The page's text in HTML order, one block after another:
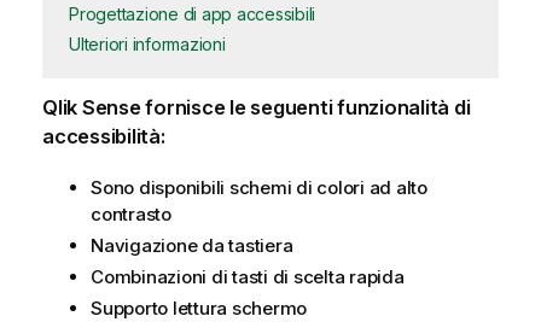
Progettazione di app accessibili
Ulteriori informazioni
Qlik Sensefornisce le seguenti funzionalità di
accessibilità:
Sono disponibili schemi di colori ad alto
contrasto
Navigazione da tastiera
Combinazioni di tasti di scelta rapida
Supporto lettura schermo